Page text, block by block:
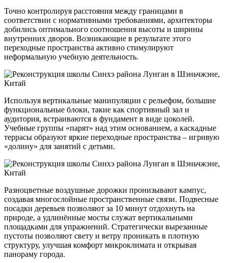
Точно контролируя расстояния между границами в
соответствии с нормативными требованиями, архитекторы
добились оптимального соотношения высоты и ширины
внутренних дворов. Возникающие в результате этого
переходные пространства активно стимулируют
неформальную учебную деятельность.
Используя вертикальные манипуляции с рельефом, большие
функциональные блоки, такие как спортивный зал и
аудитория, встраиваются в фундамент в виде цоколей.
Учебные группы «парят» над этим основанием, а каскадные
террасы образуют яркие переходные пространства – игривую
«долину» для занятий с детьми.
Разноцветные воздушные дорожки пронизывают кампус,
создавая многослойные пространственные связи. Подвесные
посадки деревьев позволяют за 10 минут отдохнуть на
природе, а удлинённые мосты служат вертикальными
площадками для упражнений. Стратегически вырезанные
пустоты позволяют свету и ветру проникать в плотную
структуру, улучшая комфорт микроклимата и открывая
панораму города.